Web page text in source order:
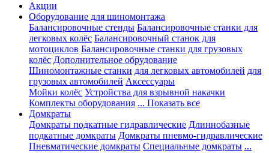
Акции
Оборудование для шиномонтажа
Балансировочные стенды Балансировочные станки для
легковых колёс Балансировочный станок для
мотоциклов Балансировочные станки для грузовых
колёс Дополнительное обрудование
Шиномонтажные станки для легковых автомобилей для
грузовых автомобилей Аксессуары
Мойки колёс Устройства для взрывной накачки
Комплекты оборудования ... Показать все
Домкраты
Домкраты подкатные гидравлические Длиннобазные
подкатные домкраты Домкраты пневмо-гидравлические
Пневматические домкраты Специальные домкраты ...